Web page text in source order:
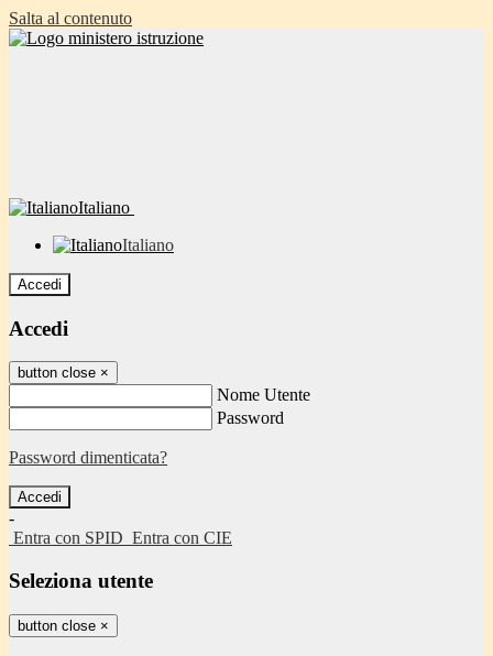
Salta al contenuto
Italiano
Italiano
Accedi
Accedi
button close ×
Nome Utente
Password
Password dimenticata?
-
Entra con SPID Entra con CIE
Seleziona utente
button close ×